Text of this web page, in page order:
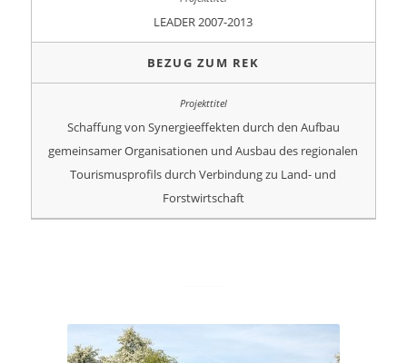
LEADER 2007-2013
BEZUG ZUM REK
Schaffung von Synergieeffekten durch den Aufbau
gemeinsamer Organisationen und Ausbau des regionalen
Tourismusprofils durch Verbindung zu Land- und
Forstwirtschaft